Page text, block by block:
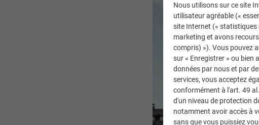
Nous utilisons sur ce site
utilisateur agréable («
site Internet (« statistiques
marketing et avons
compris) »). Vous pouvez
sur « Enregistrer » ou bien
données par nous et par
services, vous acceptez
conformément à l'art. 49
d'un niveau de protection
notamment avoir accès à
sans que vous puissiez